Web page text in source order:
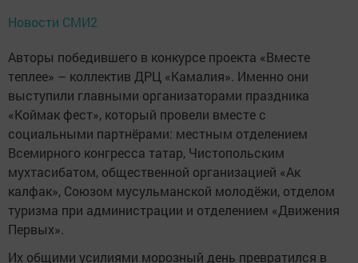
Новости СМИ2
Авторы победившего в конкурсе проекта «Вместе
теплее» – коллектив ДРЦ «Камалия». Именно они
выступили главными организаторами праздника
«Коймак фест», который провели вместе с
социальными партнёрами: местным отделением
Всемирного конгресса татар, Чистопольским
мухтасибатом, общественной организацией «Ак
калфак», Союзом мусульманской молодёжи, отделом
туризма при администрации и отделением «Движения
Первых».
Их общими усилиями морозный день превратился в